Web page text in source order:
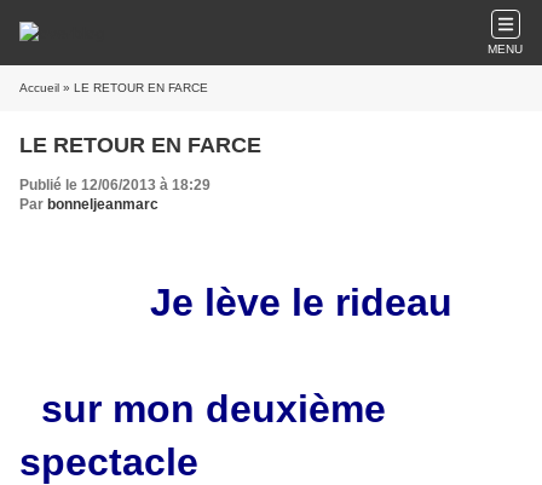
MENU
Accueil » LE RETOUR EN FARCE
LE RETOUR EN FARCE
Publié le 12/06/2013 à 18:29
Par bonneljeanmarc
Je lève le rideau
sur mon deuxième
spectacle